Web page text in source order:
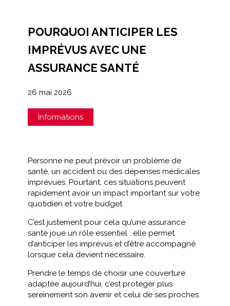
POURQUOI ANTICIPER LES
IMPRÉVUS AVEC UNE
ASSURANCE SANTÉ
26 mai 2026
Informations
Personne ne peut prévoir un problème de
santé, un accident ou des dépenses médicales
imprévues. Pourtant, ces situations peuvent
rapidement avoir un impact important sur votre
quotidien et votre budget.
C’est justement pour cela qu’une assurance
santé joue un rôle essentiel : elle permet
d’anticiper les imprévus et d’être accompagné
lorsque cela devient nécessaire.
Prendre le temps de choisir une couverture
adaptée aujourd’hui, c’est protéger plus
sereinement son avenir et celui de ses proches.